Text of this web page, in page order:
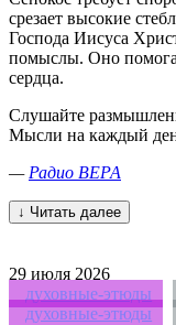
срезает высокие
Господа Иисуса
помыслы. Оно
сердца.
Слушайте
Мысли на каждый
— Радио ВЕРА
↓ Читать далее
29 июля 2026
духовные-этюды
духовные-этюды